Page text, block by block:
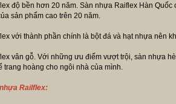
độ bền hơn 20 năm. Sàn nhựa Raiflex Hàn Quốc
sản phẩm cao trên 20 năm.
với thành phần chính là bột đá và hạt nhựa nên
vân gỗ. Với những ưu điểm vượt trội, sàn nhựa
hoàng cho ngôi nhà của mình.
Railflex: